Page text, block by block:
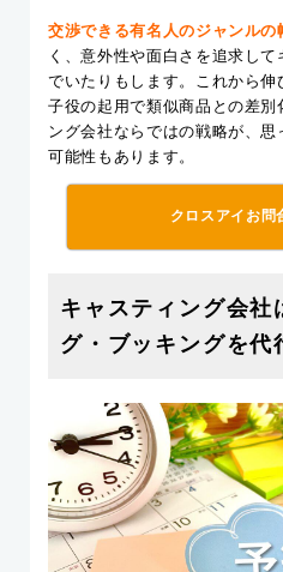
交渉できる有名人のジャンルの
く、意外性や面白さを追求し
でいたりもします。これから伸
子役の起用で類似商品との差別
ング会社ならではの戦略が、
可能性もあります。
クロスアイお問
キャスティング会社
グ・ブッキングを代